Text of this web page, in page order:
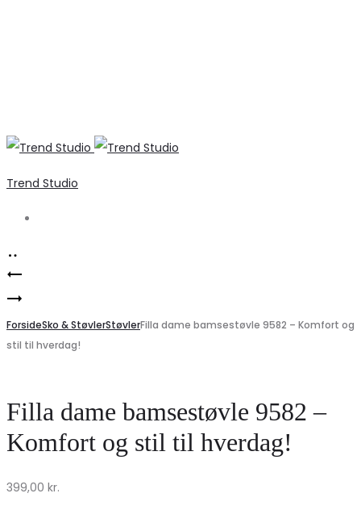
Trend Studio
Product
navigation
Chateau
cardigan
flæser
–
Stilfuld
Jewelly
Dame
Knickers
–
Sort
Elegant
ForsideSko & StøvlerStøvlerFilla dame bamsestøvle 9582 – Komfort og
stil til hverdag!
Filla dame bamsestøvle 9582 –
Komfort og stil til hverdag!
399,00 kr.